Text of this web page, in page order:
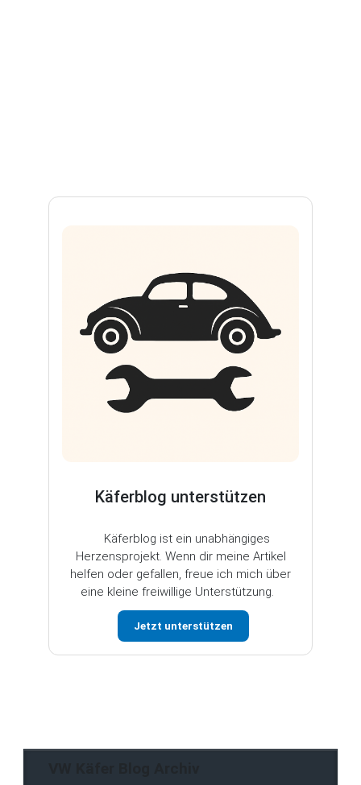
Käferblog unterstützen
Käferblog ist ein unabhängiges
Herzensprojekt. Wenn dir meine Artikel
helfen oder gefallen, freue ich mich über
eine kleine freiwillige Unterstützung.
Jetzt unterstützen